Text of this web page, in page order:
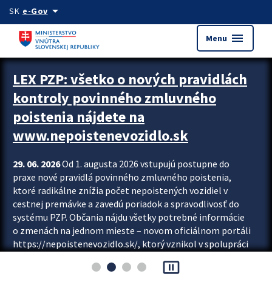
Preskocit na hlavný obsah
SK e-Govarrow_drop_down
Menu menu
Zastavit automatický posun upútavok
LEX PZP: všetko o nových pravidlách
kontroly povinného zmluvného
poistenia nájdete na
www.nepoistenevozidlo.sk
29. 06. 2026Od 1. augusta 2026 vstupujú postupne do
praxe nové pravidlá povinného zmluvného poistenia,
ktoré radikálne znížia počet nepoistených vozidiel v
cestnej premávke a zavedú poriadok a spravodlivosť do
systému PZP. Občania nájdu všetky potrebné informácie
o zmenách na jednom mieste – novom oficiálnom portáli
https://nepoistenevozidlo.sk/, ktorý vznikol v spolupráci
asociácie poisťovní (SLASPO) a Ministerstva vnútra SR.
pause_presentation